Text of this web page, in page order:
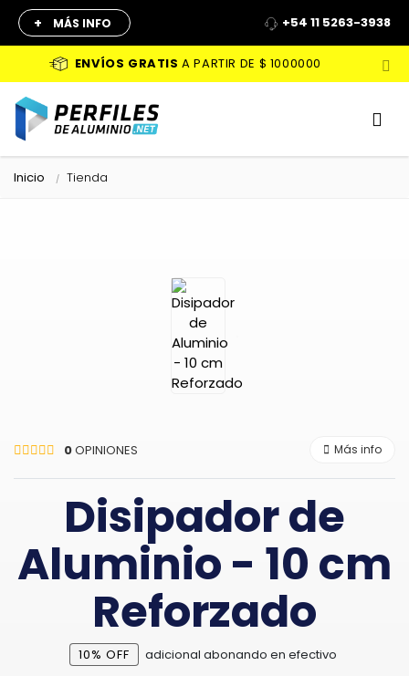
+ MÁS INFO +54 11 5263-3938
ENVÍOS GRATIS A PARTIR DE $ 1000000
Inicio Tienda
0OPINIONES Más info
Disipador de
Aluminio - 10 cm
Reforzado
10% OFF adicional abonando en efectivo